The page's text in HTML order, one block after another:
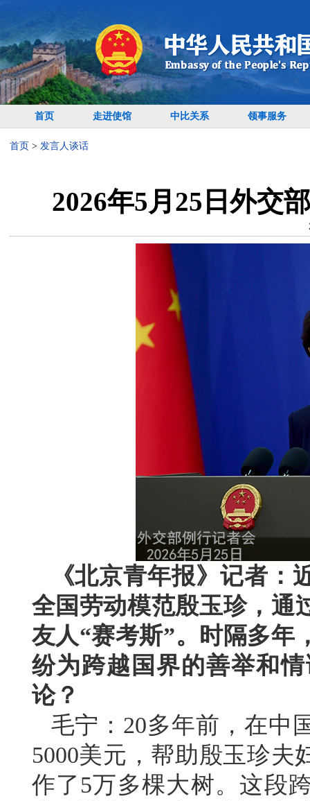
首页 走进使馆 中比关系 领事服务
首页 > 发言人谈话
2026年5月25日外交
《北京青年报》记者
全国劳动模范殷玉珍，通
友人“赛考斯”。时隔多年
纷为跨越国界的善举和
论？
毛宁：20多年前，在中
5000美元，帮助殷玉珍
作了5万多棵大树。这段